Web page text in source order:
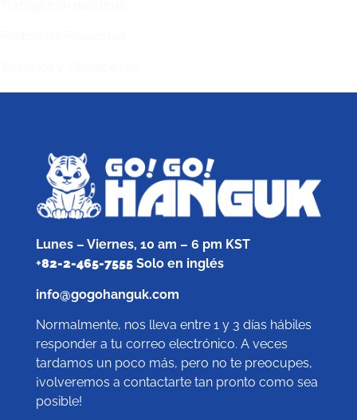
Lunes – Viernes, 10 am – 6 pm KST
+82-2-465-7555Solo en inglés
info@gogohanguk.com
Normalmente, nos lleva entre 1 y 3 días hábiles
responder a tu correo electrónico. A veces
tardamos un poco más, pero no te preocupes,
¡volveremos a contactarte tan pronto como sea
posible!